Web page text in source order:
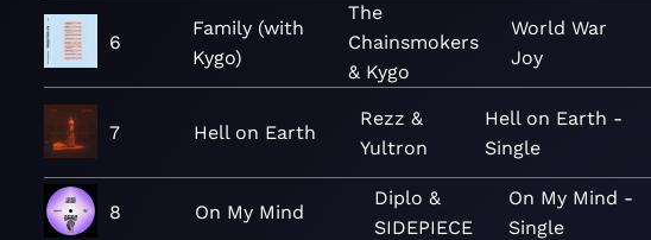
6
Family (with
Kygo)
The
Chainsmokers
& Kygo
World War
Joy
7 Hell on Earth
Rezz &
Yultron
Hell on Earth -
Single
8 On My Mind
Diplo &
SIDEPIECE
On My Mind -
Single